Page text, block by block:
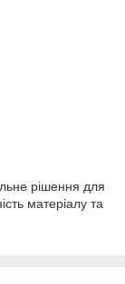
рішення для
матеріалу та